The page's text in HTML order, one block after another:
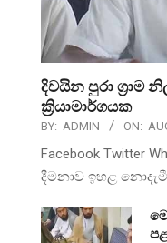
දිවයින පුරා ග්‍රාම
ක්‍රියාමාර්ගයක
BY: ADMIN ON:
Facebook Twitter
දීමනාව ඉහළ